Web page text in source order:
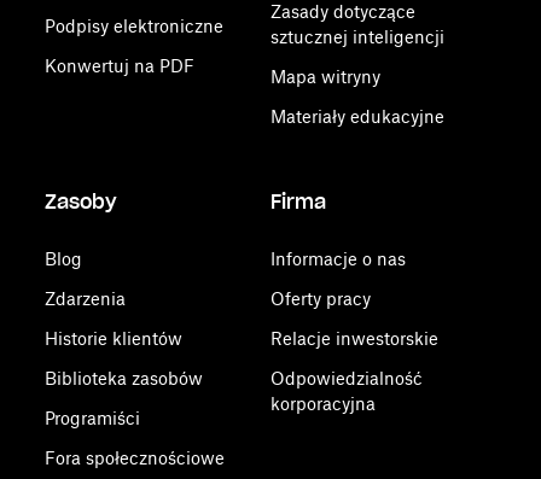
Podpisy elektroniczne
Konwertuj na PDF
Zasady dotyczące
sztucznej inteligencji
Mapa witryny
Materiały edukacyjne
Zasoby
Blog
Zdarzenia
Historie klientów
Biblioteka zasobów
Programiści
Fora społecznościowe
Firma
Informacje o nas
Oferty pracy
Relacje inwestorskie
Odpowiedzialność
korporacyjna